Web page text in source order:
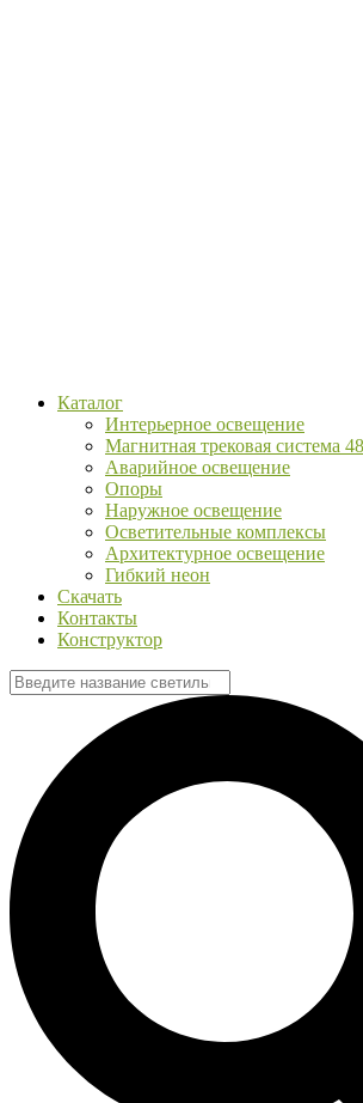
Каталог
Интерьерное освещение
Магнитная трековая система
Аварийное освещение
Опоры
Наружное освещение
Осветительные комплексы
Архитектурное освещение
Гибкий неон
Скачать
Контакты
Конструктор